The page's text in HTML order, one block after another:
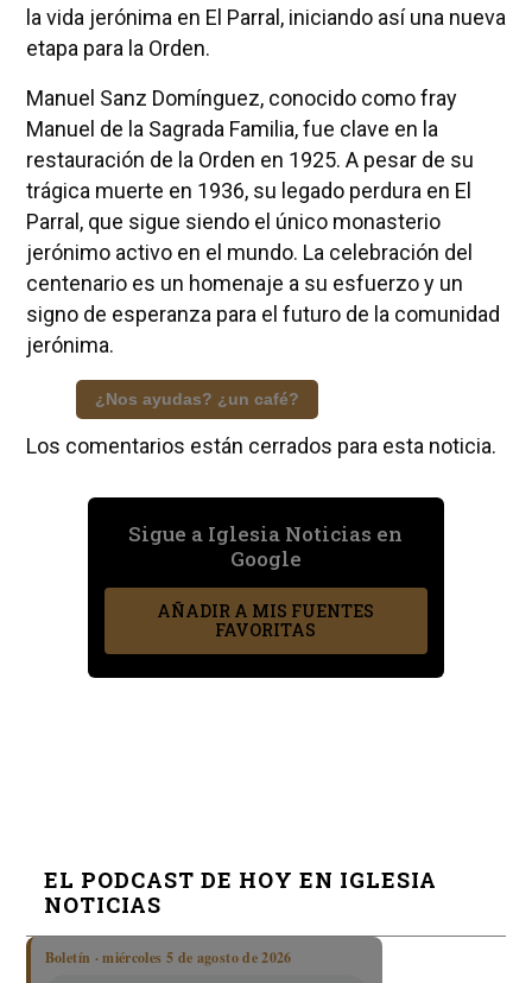
la vida jerónima en El Parral, iniciando así una nueva
etapa para la Orden.
Manuel Sanz Domínguez, conocido como fray
Manuel de la Sagrada Familia, fue clave en la
restauración de la Orden en 1925. A pesar de su
trágica muerte en 1936, su legado perdura en El
Parral, que sigue siendo el único monasterio
jerónimo activo en el mundo. La celebración del
centenario es un homenaje a su esfuerzo y un
signo de esperanza para el futuro de la comunidad
jerónima.
¿Nos ayudas? ¿un café?
Los comentarios están cerrados para esta noticia.
Sigue a Iglesia Noticias en
Google
AÑADIR A MIS FUENTES
FAVORITAS
EL PODCAST DE HOY EN IGLESIA
NOTICIAS
Boletín · miércoles 5 de agosto de 2026